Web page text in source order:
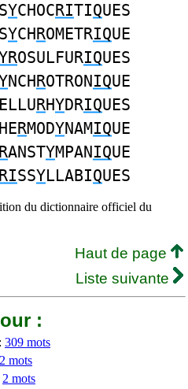
YCHOCRITIQUES
YCHROMETRIQUE
OSULFURIQUES
NCHROTRONIQUE
RHYDRIQUES
RMODYNAMIQUE
RANSTYMPANIQUE
RISSYLLABIQUES
du dictionnaire officiel du
Haut de page
Liste suivante
:
309 mots
mots
2 mots